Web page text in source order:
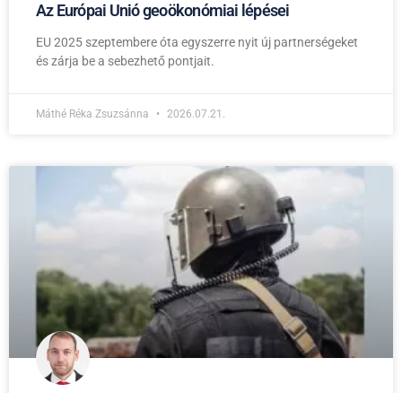
Az Európai Unió geoökonómiai lépései
EU 2025 szeptembere óta egyszerre nyit új partnerségeket
és zárja be a sebezhető pontjait.
Máthé Réka Zsuzsánna 2026.07.21.